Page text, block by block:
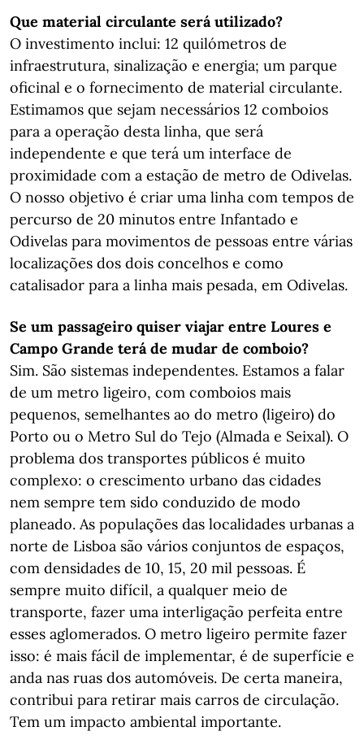
Que material circulante será utilizado?
O investimento inclui: 12 quilómetros de
infraestrutura, sinalização e energia; um parque
oficinal e o fornecimento de material circulante.
Estimamos que sejam necessários 12 comboios
para a operação desta linha, que será
independente e que terá um interface de
proximidade com a estação de metro de Odivelas.
O nosso objetivo é criar uma linha com tempos de
percurso de 20 minutos entre Infantado e
Odivelas para movimentos de pessoas entre várias
localizações dos dois concelhos e como
catalisador para a linha mais pesada, em Odivelas.
Se um passageiro quiser viajar entre Loures e
Campo Grande terá de mudar de comboio?
Sim. São sistemas independentes. Estamos a falar
de um metro ligeiro, com comboios mais
pequenos, semelhantes ao do metro (ligeiro) do
Porto ou o Metro Sul do Tejo (Almada e Seixal). O
problema dos transportes públicos é muito
complexo: o crescimento urbano das cidades
nem sempre tem sido conduzido de modo
planeado. As populações das localidades urbanas a
norte de Lisboa são vários conjuntos de espaços,
com densidades de 10, 15, 20 mil pessoas. É
sempre muito difícil, a qualquer meio de
transporte, fazer uma interligação perfeita entre
esses aglomerados. O metro ligeiro permite fazer
isso: é mais fácil de implementar, é de superfície e
anda nas ruas dos automóveis. De certa maneira,
contribui para retirar mais carros de circulação.
Tem um impacto ambiental importante.